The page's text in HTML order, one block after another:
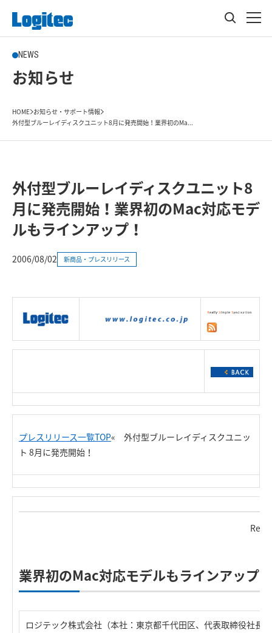
NEWS
お知らせ
HOME お知らせ・サポート情報
外付型ブルーレイディスクユニット8月に発売開始！業界初のMa...
外付型ブルーレイディスクユニット8
月に発売開始！業界初のMac対応モデ
ルもラインアップ！
2006/08/02 新商品・プレスリリース
プレスリリース一覧TOP« 外付型ブルーレイディスクユニッ
ト 8月に発売開始！
業界初のMac対応モデルもラインアップ！
ロジテック株式会社（本社：東京都千代田区、代表取締役社長